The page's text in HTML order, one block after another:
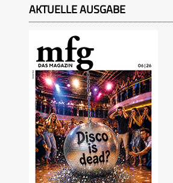
AKTUELLE AUSGABE